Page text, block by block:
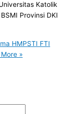
Katolik
Provinsi DKI
HMPSTI FTI
»